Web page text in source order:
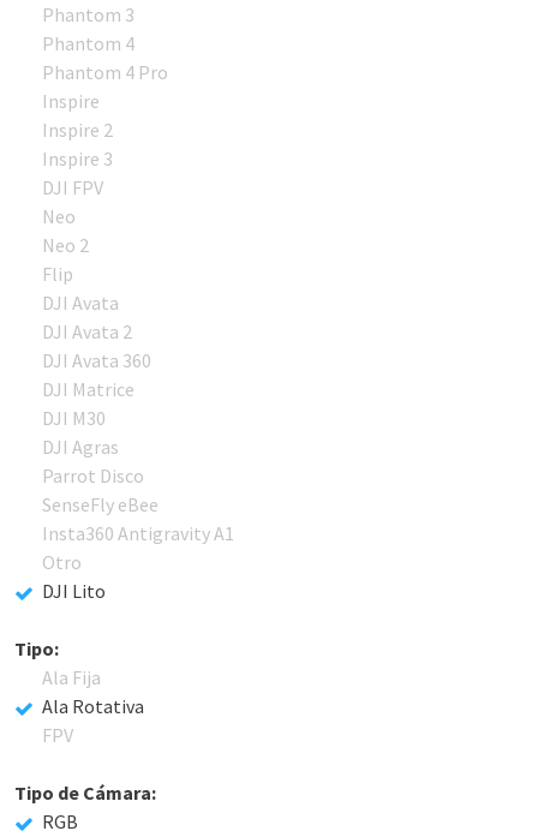
Phantom 3
Phantom 4
Phantom 4 Pro
Inspire
Inspire 2
Inspire 3
DJI FPV
Neo
Neo 2
Flip
DJI Avata
DJI Avata 2
DJI Avata 360
DJI Matrice
DJI M30
DJI Agras
Parrot Disco
SenseFly eBee
Insta360 Antigravity A1
Otro
DJI Lito
Tipo:
Ala Fija
Ala Rotativa
FPV
Tipo de Cámara:
RGB